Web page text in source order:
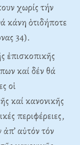
χωρίς τήν
κάνη ὁτιδήποτε
34).
ἐπισκοπικῆς
καί δέν θά
οἱ
καί κανονικῆς
περιφέρειες,
αὐτόν τόν